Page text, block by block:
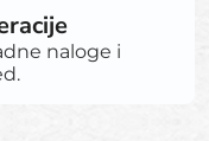
naloge i